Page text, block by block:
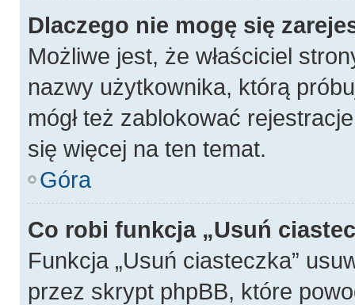
Dlaczego nie mogę się
Możliwe jest, że właściciel
nazwy użytkownika, którą
mógł też zablokować
się więcej na ten temat.
Góra
Co robi funkcja „Usuń
Funkcja „Usuń ciasteczka”
przez skrypt phpBB, które